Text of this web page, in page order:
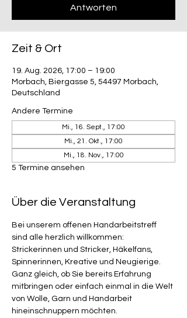
Antworten
Zeit & Ort
19. Aug. 2026, 17:00 – 19:00
Morbach, Biergasse 5, 54497 Morbach,
Deutschland
Andere Termine
Mi., 16. Sept., 17:00
Mi., 21. Okt., 17:00
Mi., 18. Nov., 17:00
5 Termine ansehen
Über die Veranstaltung
Bei unserem offenen Handarbeitstreff
sind alle herzlich willkommen:
Strickerinnen und Stricker, Häkelfans,
Spinnerinnen, Kreative und Neugierige.
Ganz gleich, ob Sie bereits Erfahrung
mitbringen oder einfach einmal in die Welt
von Wolle, Garn und Handarbeit
hineinschnuppern möchten.